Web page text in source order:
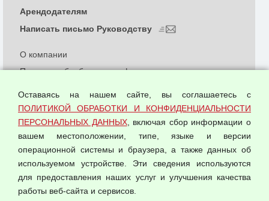
© 2026 ООО "Феникс"
О компании
Политика обработки и конфиденциальности
Согласием на обработку персональных данных
Оферта оптовой купли-продажи
Публичная оферта
Арендодателям
Написать письмо Руководству
Оставаясь на нашем сайте, вы соглашаетесь с
ПОЛИТИКОЙ ОБРАБОТКИ И КОНФИДЕНЦИАЛЬНОСТИ
ПЕРСОНАЛЬНЫХ ДАННЫХ, включая сбор информации о
вашем местоположении, типе, языке и версии
операционной системы и браузера, а также данных об
используемом устройстве. Эти сведения используются
для предоставления наших услуг и улучшения качества
работы веб-сайта и сервисов.